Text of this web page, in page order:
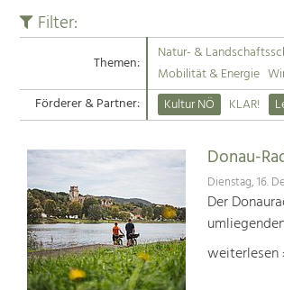
Filter:
Themen: Natur- &
Mobilität & Energie
Förderer & Partner:
Kultur NÖ KLAR!
Donau-
Dienstag, 16.
Der
weiterlesen